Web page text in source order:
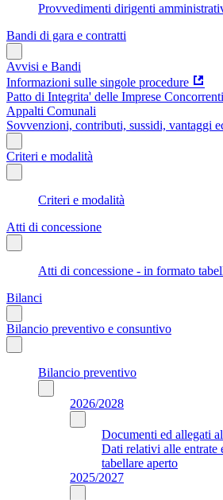
Provvedimenti dirigenti
Bandi di gara e contratti
Avvisi e Bandi
Informazioni sulle singole procedure
Patto di Integrita' delle Imprese
Appalti Comunali
Sovvenzioni, contributi, sussidi, vantaggi
Criteri e modalità
Criteri e modalità
Atti di concessione
Atti di concessione - in formato
Bilanci
Bilancio preventivo e consuntivo
Bilancio preventivo
2026/2028
Documenti ed allegati
Dati relativi alle entrate
tabellare aperto
2025/2027